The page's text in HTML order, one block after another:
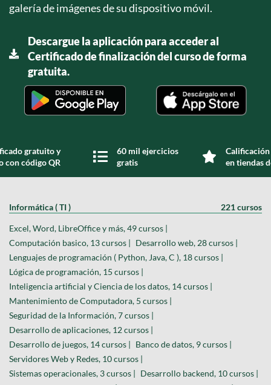
galería de imágenes de su dispositivo móvil.
Descargue la aplicación para acceder al
Certificado de finalización del curso de forma
gratuita.
gratuito y
con código QR
60 mil ejercicios
gratis
en tiendas
Informática ( TI ) 221 cursos
Excel, Word, LibreOffice y más, 49 cursos |
Computación basico, 13 cursos | Desarrollo web, 28 cursos |
Lenguajes de programación ( Python, Java, C ), 18 cursos |
Lógica de programación, 15 cursos |
Inteligencia artificial y Ciencia de los datos, 14 cursos |
Mantenimiento de Computadora, 5 cursos |
Seguridad de la Información, 7 cursos |
Desarrollo de aplicaciones, 12 cursos |
Desarrollo de juegos, 14 cursos | Banco de datos, 9 cursos |
Servidores Web y Redes, 10 cursos |
Sistemas operacionales, 3 cursos | Desarrollo backend, 10 cursos |